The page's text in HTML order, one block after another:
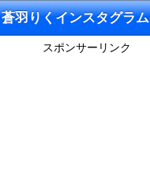
蒼羽りくインスタグラム
スポンサーリンク